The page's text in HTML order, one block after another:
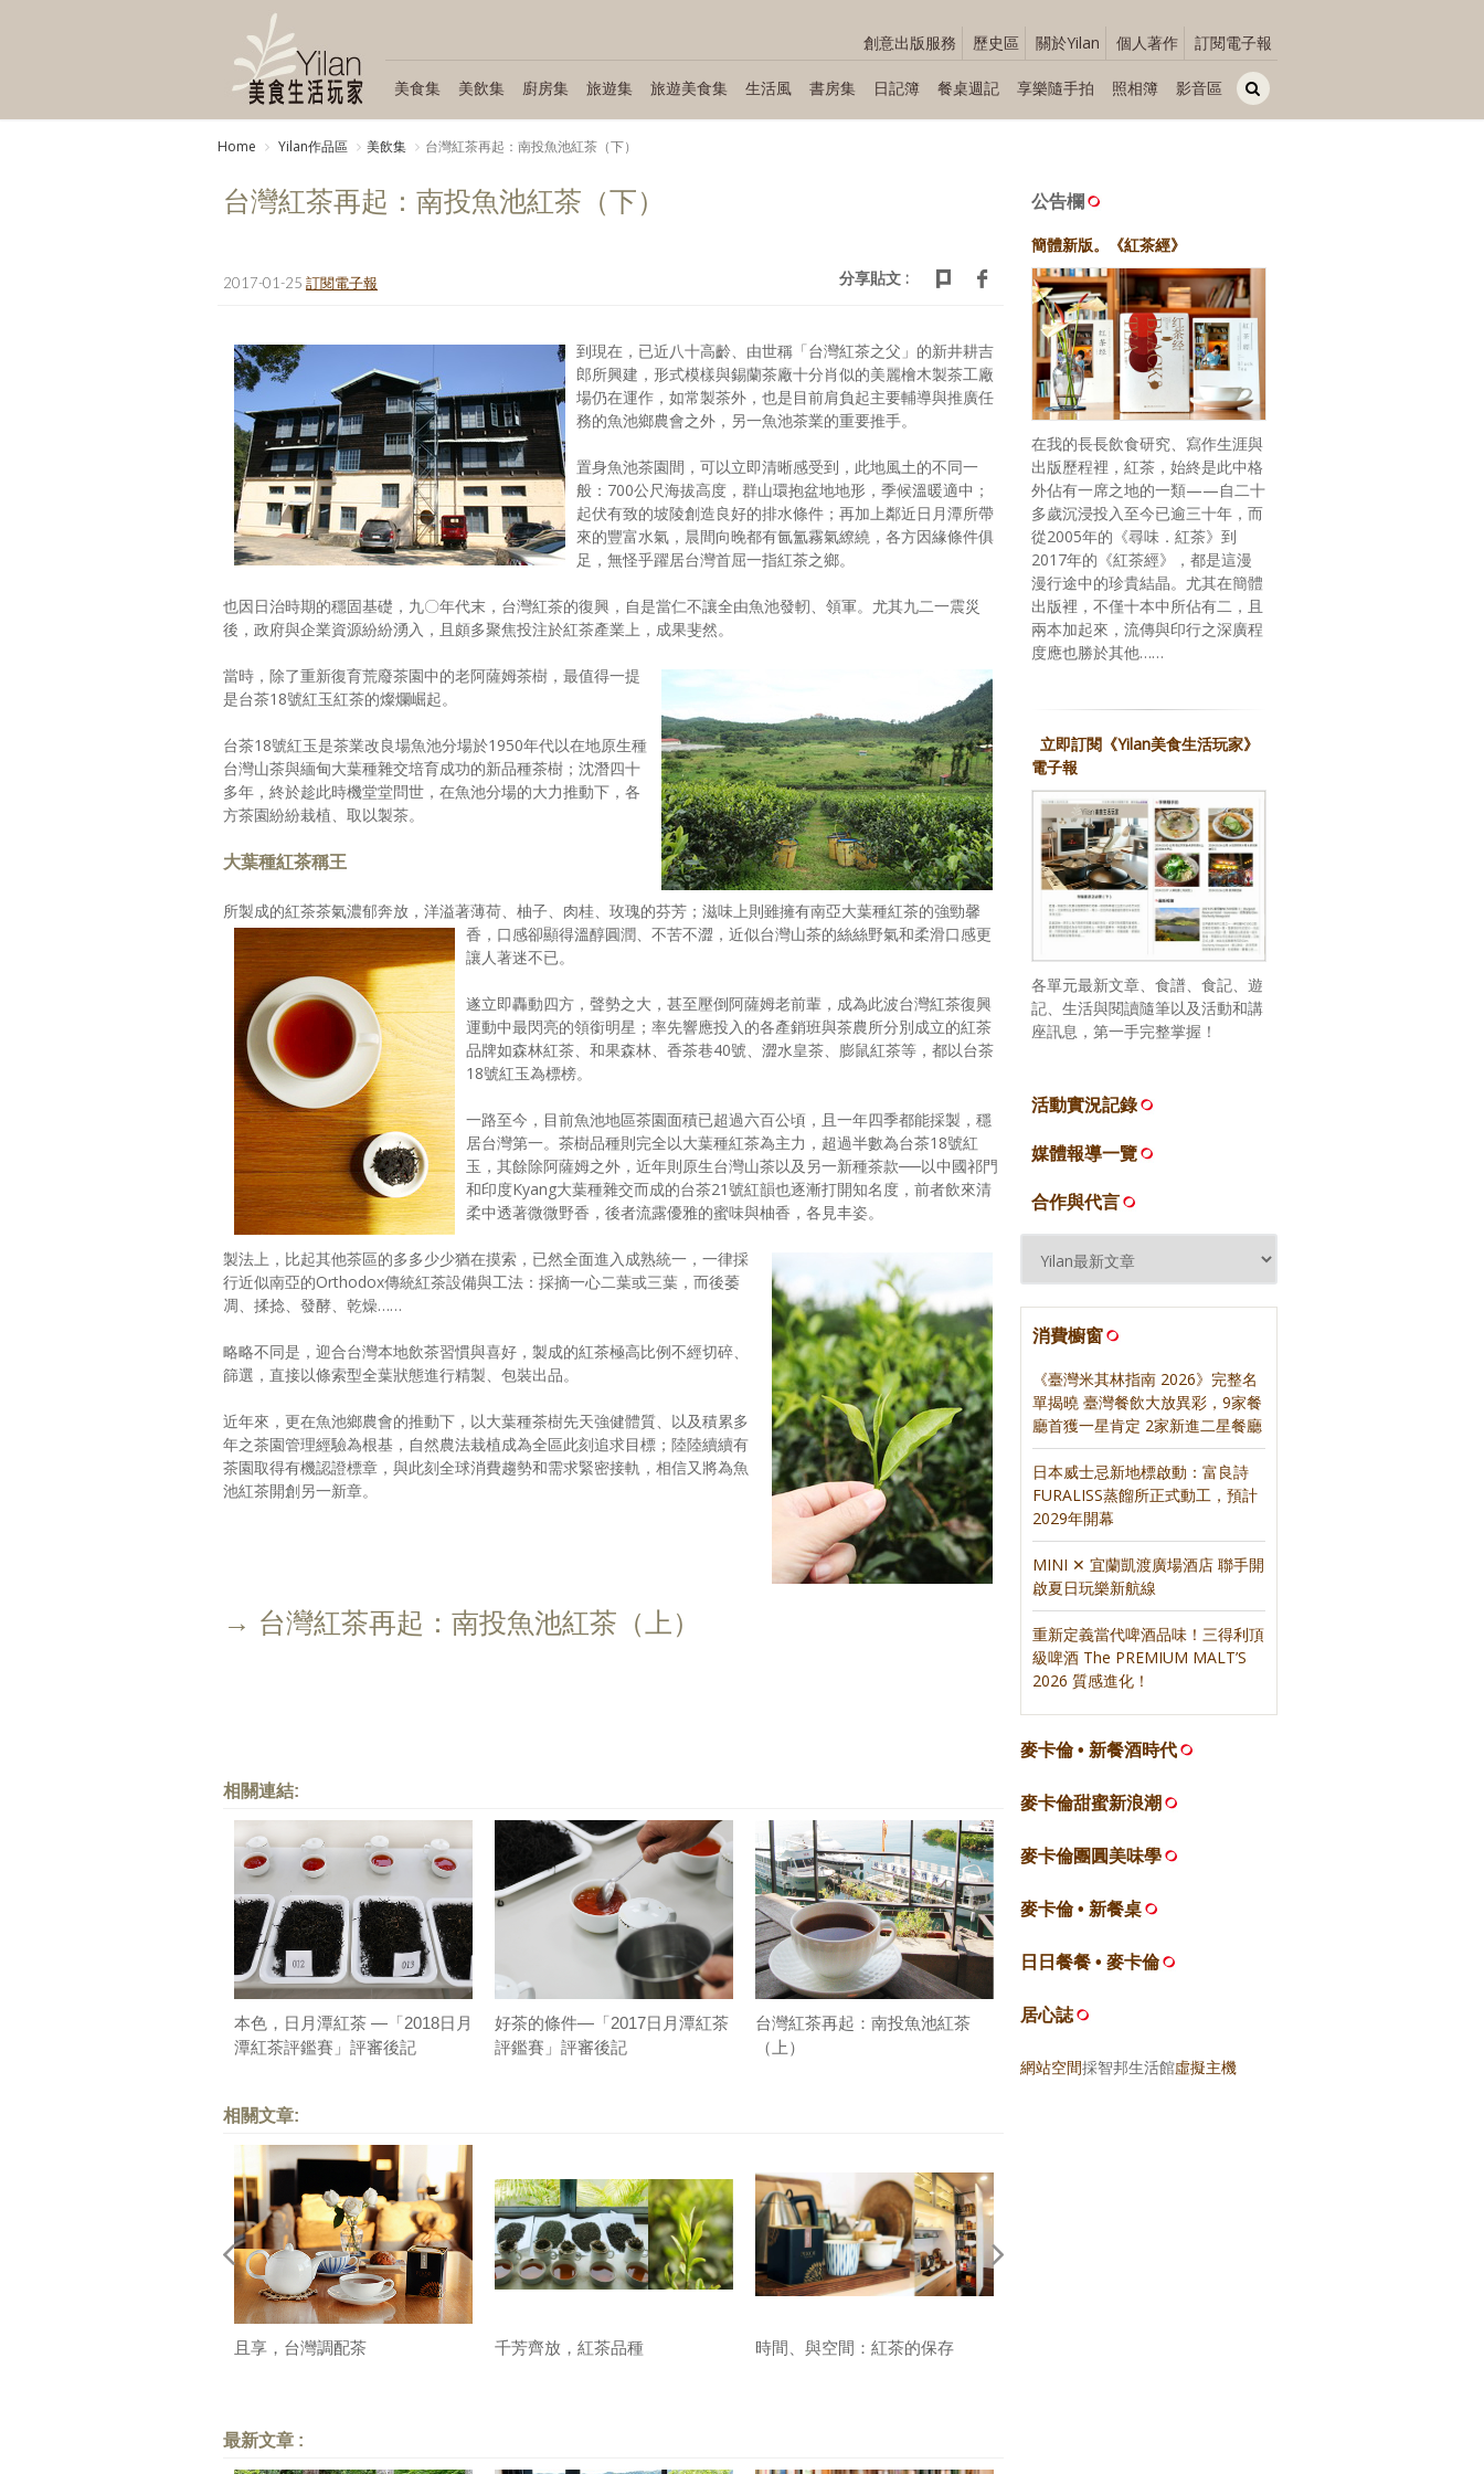
創意出版服務 歷史區 關於Yilan 個人著作 訂閱電子報
美食集 美飲集 廚房集 旅遊集 旅遊美食集 生活風 書房集 日記簿 餐桌週記 享樂隨手拍 照相簿 影音區
Home Yilan作品區 美飲集 台灣紅茶再起：南投魚池紅茶（下）
台灣紅茶再起：南投魚池紅茶（下）
2017-01-25 訂閱電子報 分享貼文 :
到現在，已近八十高齡、由世稱「台灣紅茶之父」的新井耕吉
郎所興建，形式模樣與錫蘭茶廠十分肖似的美麗檜木製茶工廠
場仍在運作，如常製茶外，也是目前肩負起主要輔導與推廣任
務的魚池鄉農會之外，另一魚池茶業的重要推手。
置身魚池茶園間，可以立即清晰感受到，此地風土的不同一
般：700公尺海拔高度，群山環抱盆地地形，季候溫暖適中；
起伏有致的坡陵創造良好的排水條件；再加上鄰近日月潭所帶
來的豐富水氣，晨間向晚都有氤氳霧氣繚繞，各方因緣條件俱
足，無怪乎躍居台灣首屈一指紅茶之鄉。
也因日治時期的穩固基礎，九〇年代末，台灣紅茶的復興，自是當仁不讓全由魚池發軔、領軍。尤其九二一震災
後，政府與企業資源紛紛湧入，且頗多聚焦投注於紅茶產業上，成果斐然。
當時，除了重新復育荒廢茶園中的老阿薩姆茶樹，最值得一提
是台茶18號紅玉紅茶的燦爛崛起。
台茶18號紅玉是茶業改良場魚池分場於1950年代以在地原生種
台灣山茶與緬甸大葉種雜交培育成功的新品種茶樹；沈潛四十
多年，終於趁此時機堂堂問世，在魚池分場的大力推動下，各
方茶園紛紛栽植、取以製茶。
大葉種紅茶稱王
所製成的紅茶茶氣濃郁奔放，洋溢著薄荷、柚子、肉桂、玫瑰的芬芳；滋味上則雖擁有南亞大葉種紅茶的強勁馨
香，口感卻顯得溫醇圓潤、不苦不澀，近似台灣山茶的絲絲野氣和柔滑口感更
讓人著迷不已。
遂立即轟動四方，聲勢之大，甚至壓倒阿薩姆老前輩，成為此波台灣紅茶復興
運動中最閃亮的領銜明星；率先響應投入的各產銷班與茶農所分別成立的紅茶
品牌如森林紅茶、和果森林、香茶巷40號、澀水皇茶、膨鼠紅茶等，都以台茶
18號紅玉為標榜。
一路至今，目前魚池地區茶園面積已超過六百公頃，且一年四季都能採製，穩
居台灣第一。茶樹品種則完全以大葉種紅茶為主力，超過半數為台茶18號紅
玉，其餘除阿薩姆之外，近年則原生台灣山茶以及另一新種茶款──以中國祁門
和印度Kyang大葉種雜交而成的台茶21號紅韻也逐漸打開知名度，前者飲來清
柔中透著微微野香，後者流露優雅的蜜味與柚香，各見丰姿。
製法上，比起其他茶區的多多少少猶在摸索，已然全面進入成熟統一，一律採
行近似南亞的Orthodox傳統紅茶設備與工法：採摘一心二葉或三葉，而後萎
凋、揉捻、發酵、乾燥……
略略不同是，迎合台灣本地飲茶習慣與喜好，製成的紅茶極高比例不經切碎、
篩選，直接以條索型全葉狀態進行精製、包裝出品。
近年來，更在魚池鄉農會的推動下，以大葉種茶樹先天強健體質、以及積累多
年之茶園管理經驗為根基，自然農法栽植成為全區此刻追求目標；陸陸續續有
茶園取得有機認證標章，與此刻全球消費趨勢和需求緊密接軌，相信又將為魚
池紅茶開創另一新章。
→ 台灣紅茶再起：南投魚池紅茶（上）
相關連結:
本色，日月潭紅茶 —「2018日月
潭紅茶評鑑賽」評審後記
好茶的條件—「2017日月潭紅茶
評鑑賽」評審後記
台灣紅茶再起：南投魚池紅茶
（上）
相關文章:
且享，台灣調配茶 千芳齊放，紅茶品種 時間、與空間：紅茶的保存
最新文章 :
公告欄
簡體新版。《紅茶經》
在我的長長飲食研究、寫作生涯與
出版歷程裡，紅茶，始終是此中格
外佔有一席之地的一類——自二十
多歲沉浸投入至今已逾三十年，而
從2005年的《尋味．紅茶》到
2017年的《紅茶經》，都是這漫
漫行途中的珍貴結晶。尤其在簡體
出版裡，不僅十本中所佔有二，且
兩本加起來，流傳與印行之深廣程
度應也勝於其他……
立即訂閱《Yilan美食生活玩家》
電子報
各單元最新文章、食譜、食記、遊
記、生活與閱讀隨筆以及活動和講
座訊息，第一手完整掌握！
活動實況記錄
媒體報導一覽
合作與代言
消費櫥窗
《臺灣米其林指南 2026》完整名
單揭曉 臺灣餐飲大放異彩，9家餐
廳首獲一星肯定 2家新進二星餐廳
日本威士忌新地標啟動：富良詩
FURALISS蒸餾所正式動工，預計
2029年開幕
MINI ✕ 宜蘭凱渡廣場酒店 聯手開
啟夏日玩樂新航線
重新定義當代啤酒品味！三得利頂
級啤酒 The PREMIUM MALT’S
2026 質感進化！
麥卡倫 • 新餐酒時代
麥卡倫甜蜜新浪潮
麥卡倫團圓美味學
麥卡倫 • 新餐桌
日日餐餐 • 麥卡倫
居心誌
網站空間採智邦生活館虛擬主機